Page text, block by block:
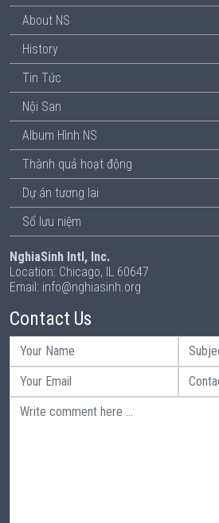
About NS
History
Tin Tức
Nội San
Album Hình NS
Thành quả hoạt động
Dự án tương lai
Sổ lưu niệm
NghiaSinh Intl, Inc.
Location: Chicago, IL 60647
Email: info@nghiasinh.org
Contact Us